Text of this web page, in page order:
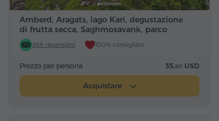
Amberd, Aragats, lago Kari, degustazione
di frutta secca, Saghmosavank, parco
Alfabeto
369 recensioni 100% consigliato
Prezzo per persona 35.80 USD
Acquistare